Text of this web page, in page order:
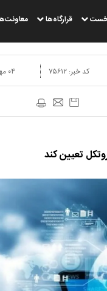
قرارگاه‌ها
۰۴ مهر ۱۴۰۳ - ۱۱:۱۷ کد خبر: ۷۵۶۱۲
تعیین کند